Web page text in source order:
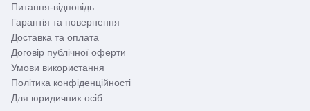
Питання-відповідь
Гарантія та повернення
Доставка та оплата
Договір публічної оферти
Умови використання
Політика конфіденційності
Для юридичних осіб